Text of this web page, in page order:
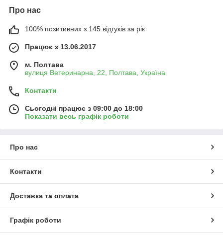
Про нас
100% позитивних з 145 відгуків за рік
Працює з 13.06.2017
м. Полтава
вулиця Ветеринарна, 22, Полтава, Україна
Контакти
Сьогодні працює з 09:00 до 18:00
Показати весь графік роботи
Про нас
Контакти
Доставка та оплата
Графік роботи